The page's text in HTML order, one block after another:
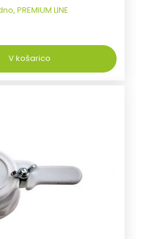
PREMIUM LINE
V košarico